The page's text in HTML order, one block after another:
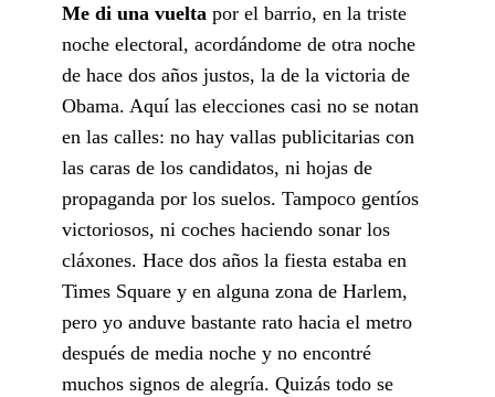
Me di una vuelta por el barrio, en la triste
noche electoral, acordándome de otra noche
de hace dos años justos, la de la victoria de
Obama. Aquí las elecciones casi no se notan
en las calles: no hay vallas publicitarias con
las caras de los candidatos, ni hojas de
propaganda por los suelos. Tampoco gentíos
victoriosos, ni coches haciendo sonar los
cláxones. Hace dos años la fiesta estaba en
Times Square y en alguna zona de Harlem,
pero yo anduve bastante rato hacia el metro
después de media noche y no encontré
muchos signos de alegría. Quizás todo se